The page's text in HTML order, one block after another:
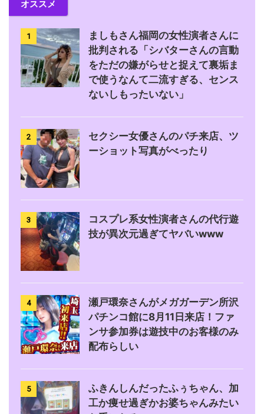
オススメ
1
ましもさん福岡の女性演者さんに
批判される「シバターさんの言動
をただの嫌がらせと捉えて裏垢ま
で使うなんて二流すぎる、センス
ないしもったいない」
2
セクシー女優さんのパチ来店、ツ
ーショット写真がべったり
3
コスプレ系女性演者さんの代行遊
技が異次元過ぎてヤバいwww
4
瀬戸環奈さんがメガガーデン所沢
パチンコ館に8月11日来店！ファ
ンサ参加券は遊技中のお客様のみ
配布らしい
5
ふきんしんだったふぅちゃん、加
工か痩せ過ぎかお婆ちゃんみたい